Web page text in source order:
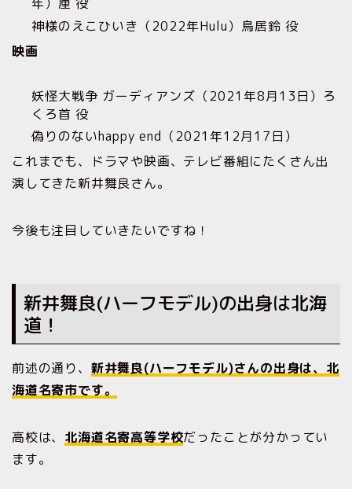
年）厘 役
神様のえこひいき（2022年Hulu）鳥居鈴 役
映画
妖怪大戦争 ガーディアンズ（2021年8月13日）ろ
くろ首 役
偽りのないhappy end（2021年12月17日）
これまでも、ドラマや映画、テレビ番組にたくさん出
演してきた新井舞良さん。
今後も注目していきたいですね！
新井舞良(ハーフモデル)の出身は北海
道！
前述の通り、 新井舞良(ハーフモデル)さんの出身は、北
海道名寄市です。
高校は、 北海道名寄高等学校だったことが分かってい
ます。